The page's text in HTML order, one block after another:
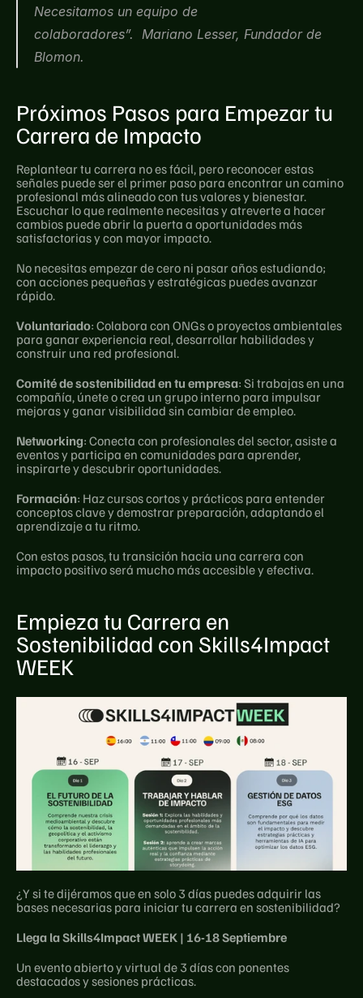
Necesitamos un equipo de
colaboradores”.  Mariano Lesser, Fundador de
Blomon.
Próximos Pasos para Empezar tu
Carrera de Impacto
Replantear tu carrera no es fácil, pero reconocer estas
señales puede ser el primer paso para encontrar un camino
profesional más alineado con tus valores y bienestar.
Escuchar lo que realmente necesitas y atreverte a hacer
cambios puede abrir la puerta a oportunidades más
satisfactorias y con mayor impacto.
No necesitas empezar de cero ni pasar años estudiando;
con acciones pequeñas y estratégicas puedes avanzar
rápido.
Voluntariado: Colabora con ONGs o proyectos ambientales
para ganar experiencia real, desarrollar habilidades y
construir una red profesional.
Comité de sostenibilidad en tu empresa: Si trabajas en una
compañía, únete o crea un grupo interno para impulsar
mejoras y ganar visibilidad sin cambiar de empleo.
Networking: Conecta con profesionales del sector, asiste a
eventos y participa en comunidades para aprender,
inspirarte y descubrir oportunidades.
Formación: Haz cursos cortos y prácticos para entender
conceptos clave y demostrar preparación, adaptando el
aprendizaje a tu ritmo.
Con estos pasos, tu transición hacia una carrera con
impacto positivo será mucho más accesible y efectiva.
Empieza tu Carrera en
Sostenibilidad con Skills4Impact
WEEK
¿Y si te dijéramos que en solo 3 días puedes adquirir las
bases necesarias para iniciar tu carrera en sostenibilidad?
Llega la Skills4Impact WEEK | 16-18 Septiembre
Un evento abierto y virtual de 3 días con ponentes
destacados y sesiones prácticas.